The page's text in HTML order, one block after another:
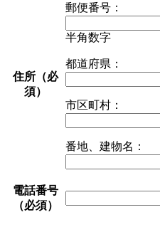
住所（必
須）
郵便番号：
半角数字
都道府県：
市区町村：
番地、建物名：
電話番号
（必須）